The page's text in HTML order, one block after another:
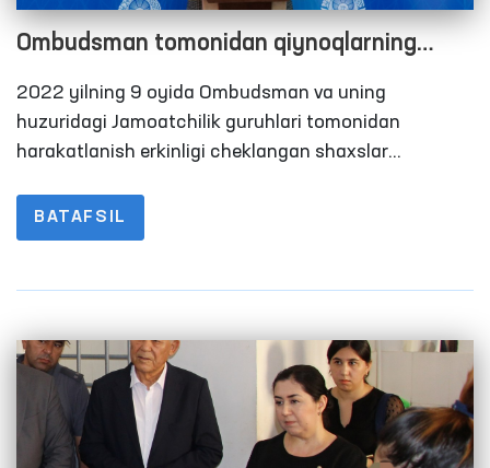
Ombudsman tomonidan qiynoqlarning
oldini olish bo‘yicha Milliy preventiv
mexanizm doirasida 2022 yilning 9 oyida
amalga oshirilgan monitoring tashriflari
2022 yilning 9 oyida Ombudsman va uning
huzuridagi Jamoatchilik guruhlari tomonidan
harakatlanish erkinligi cheklangan shaxslar
amalga oshirildi. Ushbu ko‘rsatkich 2021-yilning 9
oyida 120 ta, 2020 yilning 9 oyida 68 tani tashkil
BATAFSIL